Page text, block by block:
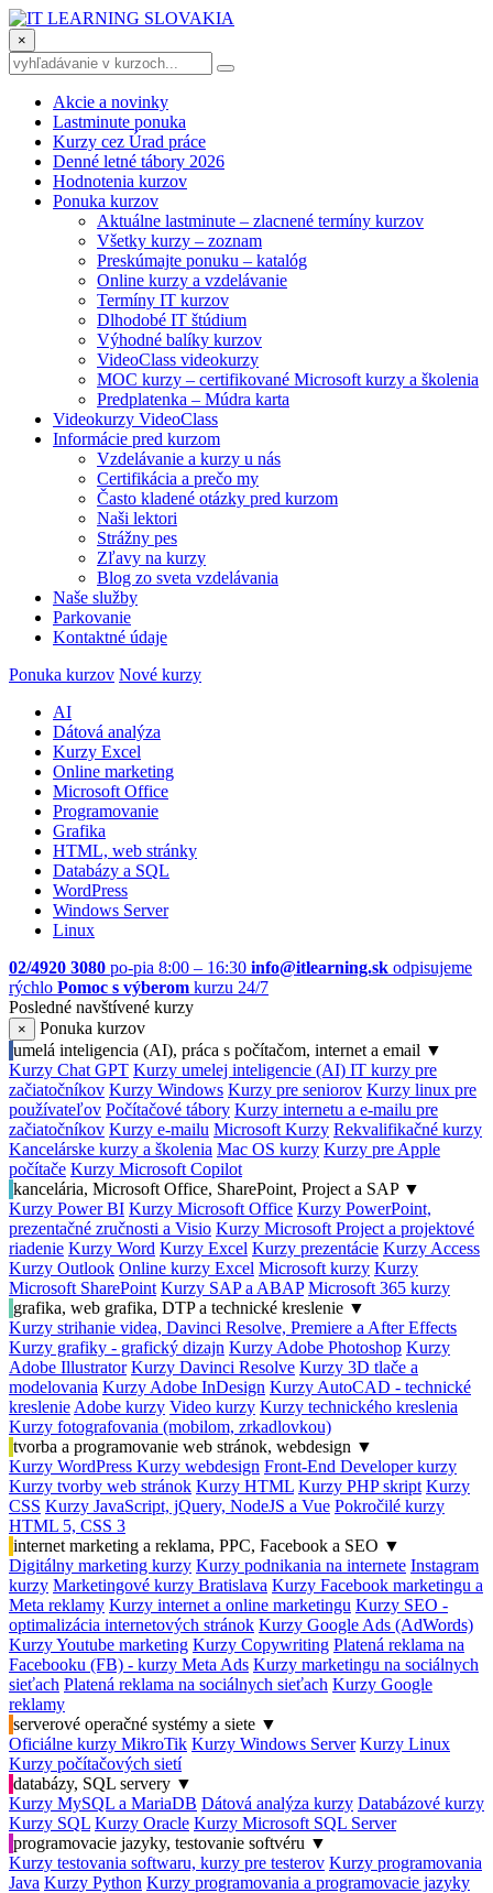
×
Akcie a novinky
Lastminute ponuka
Kurzy cez Úrad práce
Denné letné tábory 2026
Hodnotenia kurzov
Ponuka kurzov
Aktuálne lastminute – zlacnené termíny kurzov
Všetky kurzy – zoznam
Preskúmajte ponuku – katalóg
Online kurzy a vzdelávanie
Termíny IT kurzov
Dlhodobé IT štúdium
Výhodné balíky kurzov
VideoClass videokurzy
MOC kurzy – certifikované Microsoft kurzy a školenia
Predplatenka – Múdra karta
Videokurzy VideoClass
Informácie pred kurzom
Vzdelávanie a kurzy u nás
Certifikácia a prečo my
Často kladené otázky pred kurzom
Naši lektori
Strážny pes
Zľavy na kurzy
Blog zo sveta vzdelávania
Naše služby
Parkovanie
Kontaktné údaje
Ponuka kurzov Nové kurzy
AI
Dátová analýza
Kurzy Excel
Online marketing
Microsoft Office
Programovanie
Grafika
HTML, web stránky
Databázy a SQL
WordPress
Windows Server
Linux
02/4920 3080 po-pia 8:00 – 16:30 info@itlearning.sk odpisujeme
rýchlo Pomoc s výberom kurzu 24/7
Posledné navštívené kurzy
×
Ponuka kurzov
umelá inteligencia (AI), práca s počítačom, internet a email ▼
Kurzy Chat GPT Kurzy umelej inteligencie (AI) IT kurzy pre
začiatočníkov Kurzy Windows Kurzy pre seniorov Kurzy linux pre
používateľov Počítačové tábory Kurzy internetu a e-mailu pre
začiatočníkov Kurzy e-mailu Microsoft Kurzy Rekvalifikačné kurzy
Kancelárske kurzy a školenia Mac OS kurzy Kurzy pre Apple
počítače Kurzy Microsoft Copilot
kancelária, Microsoft Office, SharePoint, Project a SAP ▼
Kurzy Power BI Kurzy Microsoft Office Kurzy PowerPoint,
prezentačné zručnosti a Visio Kurzy Microsoft Project a projektové
riadenie Kurzy Word Kurzy Excel Kurzy prezentácie Kurzy Access
Kurzy Outlook Online kurzy Excel Microsoft kurzy Kurzy
Microsoft SharePoint Kurzy SAP a ABAP Microsoft 365 kurzy
grafika, web grafika, DTP a technické kreslenie ▼
Kurzy strihanie videa, Davinci Resolve, Premiere a After Effects
Kurzy grafiky - grafický dizajn Kurzy Adobe Photoshop Kurzy
Adobe Illustrator Kurzy Davinci Resolve Kurzy 3D tlače a
modelovania Kurzy Adobe InDesign Kurzy AutoCAD - technické
kreslenie Adobe kurzy Video kurzy Kurzy technického kreslenia
Kurzy fotografovania (mobilom, zrkadlovkou)
tvorba a programovanie web stránok, webdesign ▼
Kurzy WordPress Kurzy webdesign Front-End Developer kurzy
Kurzy tvorby web stránok Kurzy HTML Kurzy PHP skript Kurzy
CSS Kurzy JavaScript, jQuery, NodeJS a Vue Pokročilé kurzy
HTML 5, CSS 3
internet marketing a reklama, PPC, Facebook a SEO ▼
Digitálny marketing kurzy Kurzy podnikania na internete Instagram
kurzy Marketingové kurzy Bratislava Kurzy Facebook marketingu a
Meta reklamy Kurzy internet a online marketingu Kurzy SEO -
optimalizácia internetových stránok Kurzy Google Ads (AdWords)
Kurzy Youtube marketing Kurzy Copywriting Platená reklama na
Facebooku (FB) - kurzy Meta Ads Kurzy marketingu na sociálnych
sieťach Platená reklama na sociálnych sieťach Kurzy Google
reklamy
serverové operačné systémy a siete ▼
Oficiálne kurzy MikroTik Kurzy Windows Server Kurzy Linux
Kurzy počítačových sietí
databázy, SQL servery ▼
Kurzy MySQL a MariaDB Dátová analýza kurzy Databázové kurzy
Kurzy SQL Kurzy Oracle Kurzy Microsoft SQL Server
programovacie jazyky, testovanie softvéru ▼
Kurzy testovania softwaru, kurzy pre testerov Kurzy programovania
Java Kurzy Python Kurzy programovania a programovacie jazyky